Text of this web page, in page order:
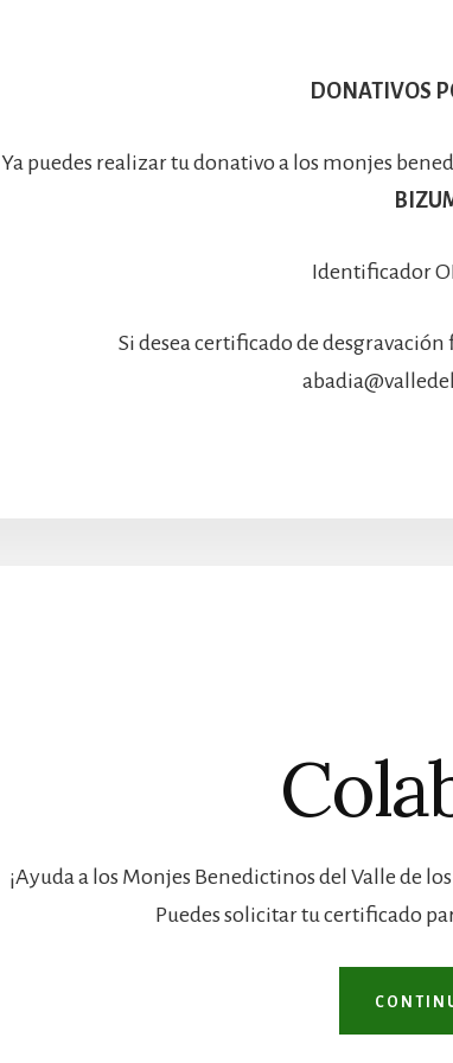
DONATIVOS
Ya puedes realizar tu donativo a los monjes
Identificador
Si desea certificado de
¡Ayuda a los Monjes Benedictinos del Valle de
Puedes solicitar tu certificado